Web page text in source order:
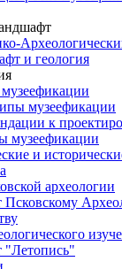
и геология
музеефикации
к
музеефикации
и
археологии
Псковскому
"Летопись"